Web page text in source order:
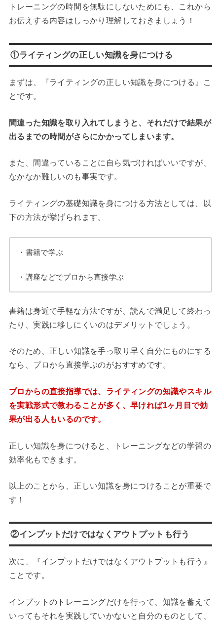
トレーニングの時間を無駄にしないためにも、これから
お伝えする内容はしっかり理解しておきましょう！
①ライティングの正しい知識を身につける
まずは、『ライティングの正しい知識を身につける』こ
とです。
間違った知識を取り入れてしまうと、それだけで結果が
出るまでの時間がさらにかかってしまいます。
また、間違っていることに自ら気づければいいですが、
なかなか難しいのも事実です。
ライティングの基礎知識を身につける方法としては、以
下の方法が挙げられます。
・書籍で学ぶ
・講座などでプロから直接学ぶ
書籍は身近で手軽な方法ですが、読んで満足して終わっ
たり、実践に移しにくいのはデメリットでしょう。
そのため、正しい知識を手っ取り早く自分にものにする
なら、プロから直接学ぶのがおすすめです。
プロからの直接指導では、ライティングの知識やスキル
を実戦形式で教わることが多く、 早ければ1ヶ月目で効
果が出る人もいるのです。
正しい知識を身につけると、トレーニングなどの学習の
効率化もできます。
以上のことから、正しい知識を身につけることが重要で
す！
②インプットだけではなくアウトプットも行う
次に、『インプットだけではなくアウトプットも行う』
ことです。
インプットのトレーニングだけを行って、知識を蓄えて
いってもそれを実践していかないと自分のものとして、